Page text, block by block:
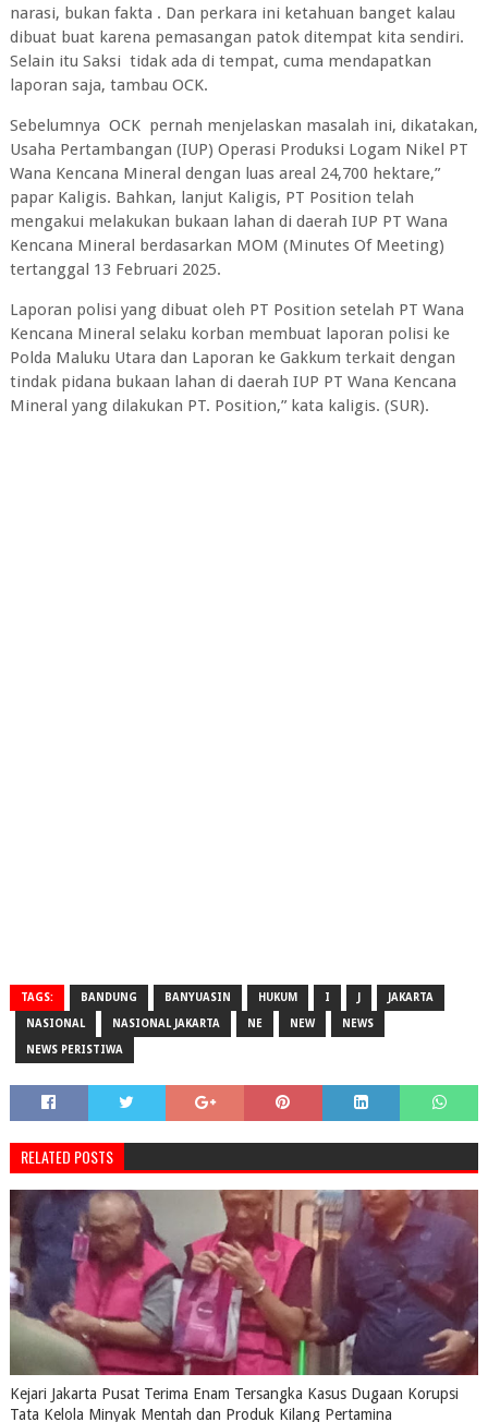
narasi, bukan fakta . Dan perkara ini ketahuan banget kalau
dibuat buat karena pemasangan patok ditempat kita sendiri.
Selain itu Saksi tidak ada di tempat, cuma mendapatkan
laporan saja, tambau OCK.
Sebelumnya OCK pernah menjelaskan masalah ini, dikatakan,
Usaha Pertambangan (IUP) Operasi Produksi Logam Nikel PT
Wana Kencana Mineral dengan luas areal 24,700 hektare,”
papar Kaligis. Bahkan, lanjut Kaligis, PT Position telah
mengakui melakukan bukaan lahan di daerah IUP PT Wana
Kencana Mineral berdasarkan MOM (Minutes Of Meeting)
tertanggal 13 Februari 2025.
Laporan polisi yang dibuat oleh PT Position setelah PT Wana
Kencana Mineral selaku korban membuat laporan polisi ke
Polda Maluku Utara dan Laporan ke Gakkum terkait dengan
tindak pidana bukaan lahan di daerah IUP PT Wana Kencana
Mineral yang dilakukan PT. Position,” kata kaligis. (SUR).
TAGS: BANDUNG BANYUASIN HUKUM I JAKARTA
NASIONAL NASIONAL JAKARTA NE NEW NEWS
NEWS PERISTIWA
RELATED POSTS
Kejari Jakarta Pusat Terima Enam Tersangka Kasus Dugaan Korupsi
Tata Kelola Minyak Mentah dan Produk Kilang Pertamina